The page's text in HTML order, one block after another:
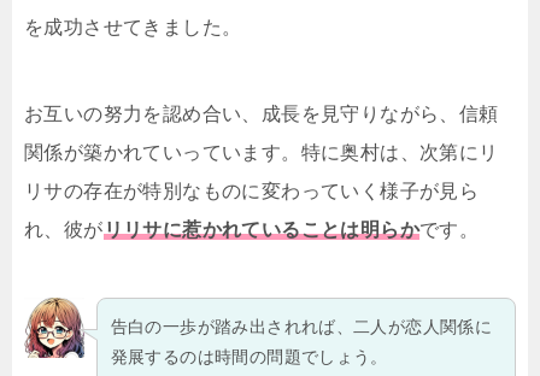
を成功させてきました。
お互いの努力を認め合い、成長を見守りながら、信頼
関係が築かれていっています。特に奥村は、次第にリ
リサの存在が特別なものに変わっていく様子が見ら
れ、彼がリリサに惹かれていることは明らかです。
告白の一歩が踏み出されれば、二人が恋人関係に
発展するのは時間の問題でしょう。